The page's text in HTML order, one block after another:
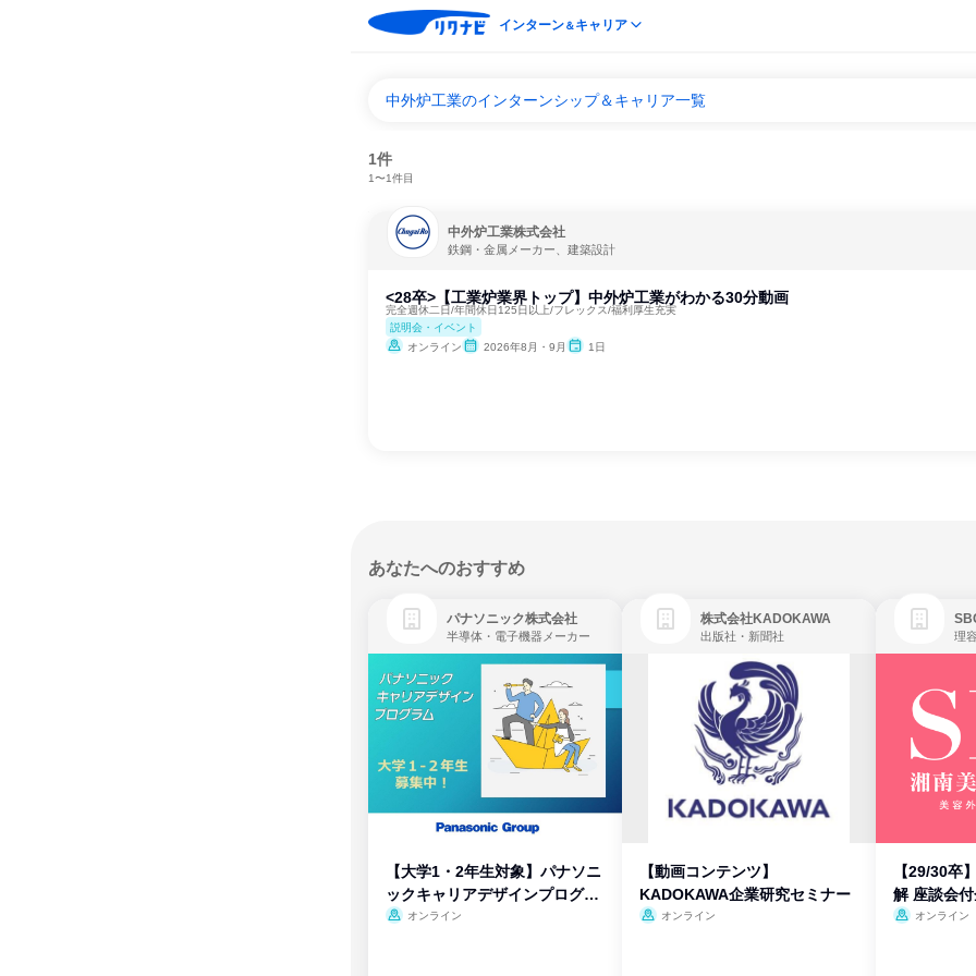
インターン＆キャリア
中外炉工業のインターンシップ＆キャリア一覧
1件
1〜1件目
中外炉工業株式会社
鉄鋼・金属メーカー、建築設計
<28卒>【工業炉業界トップ】中外炉工業がわかる30分動画
完全週休二日/年間休日125日以上/フレックス/福利厚生充実
説明会・イベント
オンライン
2026年8月・9月 1日
あなたへのおすすめ
パナソニック株式会社
半導体・電子機器メーカー
【大学1・2年生対象】パナソニ
ックキャリアデザインプログラ
ム
オンライン
株式会社KADOKAWA
出版社・新聞社
【動画コンテンツ】
KADOKAWA企業研究セミナー
オンライン
【29/30卒
解 座談会
オンライン